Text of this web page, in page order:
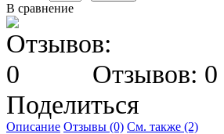
В сравнение
Отзывов: 0
Поделиться
Описание Отзывы (0) См. также (2)